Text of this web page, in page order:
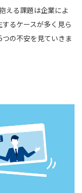
える課題は企業によ
るケースが多く見ら
の不安を見ていきま